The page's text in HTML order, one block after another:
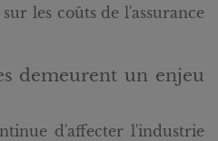
les coûts de l'assurance
demeurent un enjeu
d'affecter l'industrie